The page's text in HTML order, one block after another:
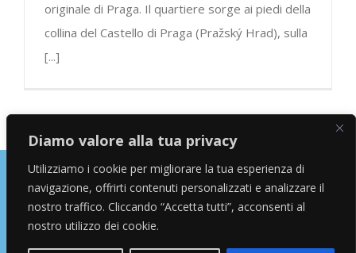
Diamo valore alla tua privacy
Utilizziamo i cookie per migliorare la tua esperienza di
navigazione, offrirti contenuti personalizzati e analizzare il
nostro traffico. Cliccando “Accetta tutti”, acconsenti al
nostro utilizzo dei cookie.
originale di Praga. Il quartiere sorge ai piedi della
collina del Castello di Praga (Pražský Hrad), sulla
[...]
Copyright © 2026 Alessandro Marras | Travel Blogger | Influencer
facebookinstagram